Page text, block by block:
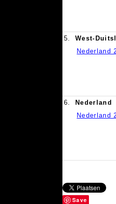
5.
West-
Nederland
6.
Nederland
Nederland
Save